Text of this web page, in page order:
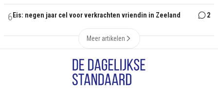
6 Eis: negen jaar cel voor verkrachten vriendin in Zeeland 2
Meer artikelen